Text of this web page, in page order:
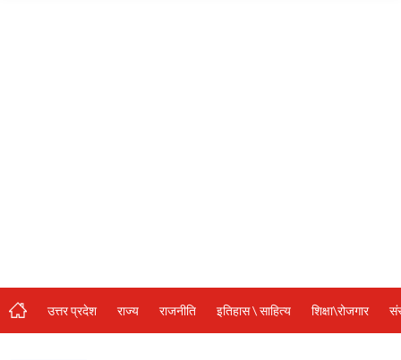
विशेष स्टोरी
अजब गजब
उत्तर प्रदेश राज्य राजनीति इतिहास \ साहित्य शिक्षा\रोजगार